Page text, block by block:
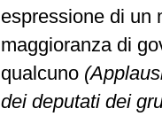
espressione di un
maggioranza di
qualcuno
dei deputati dei